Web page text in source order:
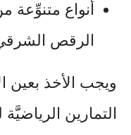
أنواع متنوِّعة
الرقص
ويجب الأخذ بعين
التمارين